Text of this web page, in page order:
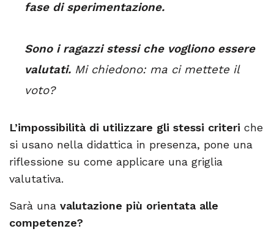
fase di sperimentazione.
Sono i ragazzi stessi che vogliono essere
valutati. Mi chiedono: ma ci mettete il
voto?
L’impossibilità di utilizzare gli stessi criteri che
si usano nella didattica in presenza, pone una
riflessione su come applicare una griglia
valutativa.
Sarà una valutazione più orientata alle
competenze?